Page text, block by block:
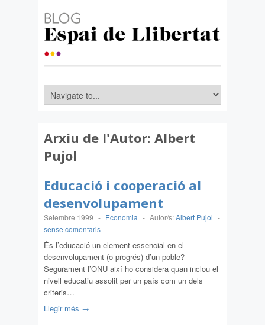
Arxiu de l'Autor: Albert
Pujol
Educació i cooperació al
desenvolupament
Setembre 1999 - Economia - Autor/s:Albert Pujol -
sense comentaris
És l’educació un element essencial en el
desenvolupament (o progrés) d’un poble?
Segurament l’ONU així ho considera quan inclou el
nivell educatiu assolit per un país com un dels
criteris…
Llegir més →